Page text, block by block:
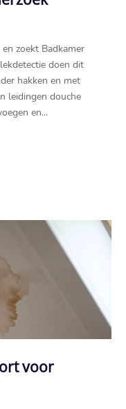
zoekt Badkamer
doen dit
hakken en met
leidingen douche
en...
voor